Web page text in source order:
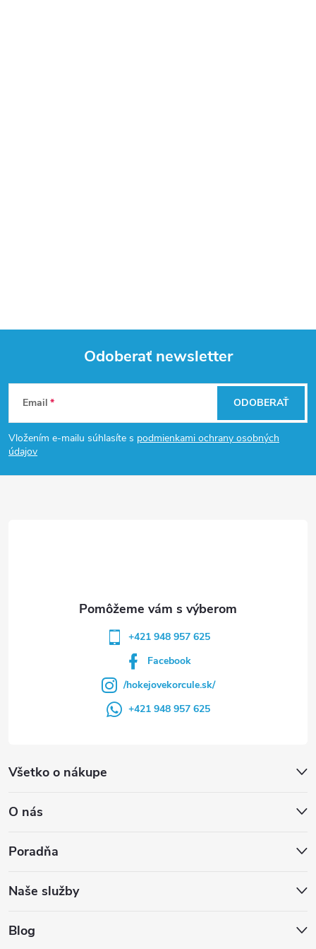
Z
á
p
Odoberať newsletter
Email
Vložením e-mailu súhlasíte s podmienkami ochrany osobných
údajov
ODOBERAŤ
Všetko o nákupe
O nás
Poradňa
Naše služby
Blog
+421 948 957 625
Facebook
/hokejovekorcule.sk/
+421 948 957 625